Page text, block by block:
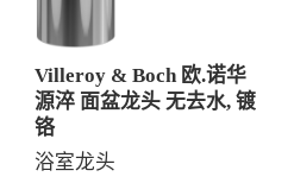
Villeroy & Boch 欧.诺华
源淬 面盆龙头 无去水, 镀
铬
浴室龙头